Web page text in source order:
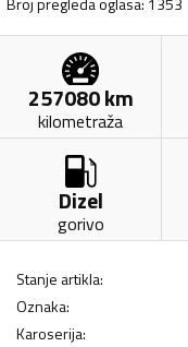
257080km
kilometraža
Dizel
gorivo
Stanje artikla:
Oznaka:
Karoserija: